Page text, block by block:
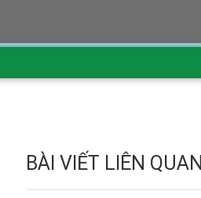
BÀI VIẾT LIÊN QUAN